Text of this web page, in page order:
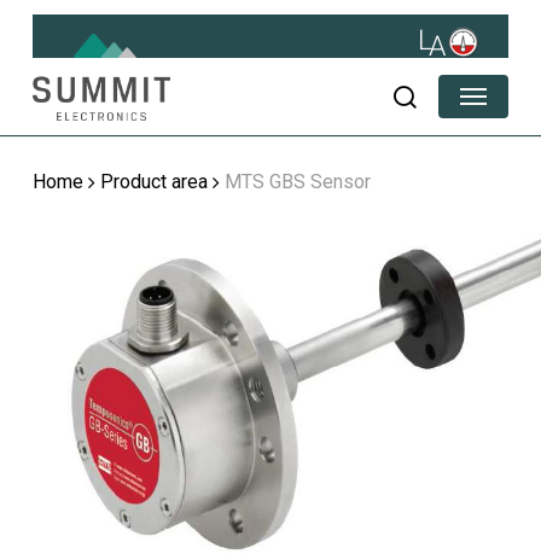
Skip
main
content
search
Menu
Home Product area MTS GBS Sensor